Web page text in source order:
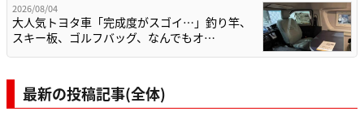
2026/08/04
大人気トヨタ車「完成度がスゴイ…」釣り竿、
スキー板、ゴルフバッグ、なんでもオ…
最新の投稿記事(全体)